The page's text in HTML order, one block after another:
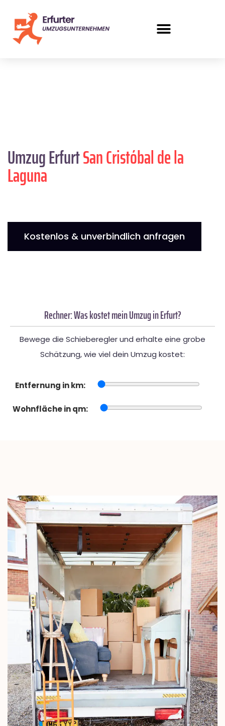
Umzug ErfurtSan Cristóbal de la
Laguna
Kostenlos & unverbindlich anfragen
Rechner: Was kostet mein Umzug in Erfurt?
Bewege die Schieberegler und erhalte eine grobe
Schätzung, wie viel dein Umzug kostet:
Entfernung in km:
Wohnfläche in qm: